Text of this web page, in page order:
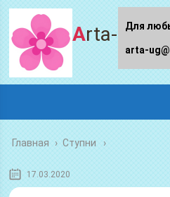
Arta-ug.ru
Главная › Ступни
17.03.2020
Для
arta-